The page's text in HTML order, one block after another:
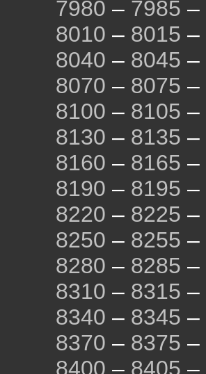
7980 – 7985 –
8010 – 8015 –
8040 – 8045 –
8070 – 8075 –
8100 – 8105 –
8130 – 8135 –
8160 – 8165 –
8190 – 8195 –
8220 – 8225 –
8250 – 8255 –
8280 – 8285 –
8310 – 8315 –
8340 – 8345 –
8370 – 8375 –
8400 – 8405 –